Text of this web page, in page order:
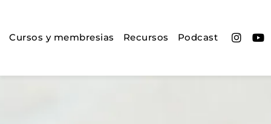
Cursos y membresias Recursos Podcast